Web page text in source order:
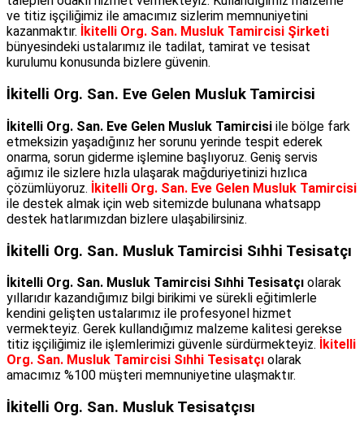
ve titiz işçiliğimiz ile amacımız sizlerim memnuniyetini
kazanmaktır.
İkitelli Org. San. Musluk Tamircisi Şirketi
bünyesindeki ustalarımız ile tadilat, tamirat ve tesisat
kurulumu konusunda bizlere güvenin.
İkitelli Org. San. Eve Gelen Musluk Tamircisi
İkitelli Org. San. Eve Gelen Musluk Tamircisi ile bölge fark
etmeksizin yaşadığınız her sorunu yerinde tespit ederek
onarma, sorun giderme işlemine başlıyoruz. Geniş servis
ağımız ile sizlere hızla ulaşarak mağduriyetinizi hızlıca
çözümlüyoruz. İkitelli Org. San. Eve Gelen Musluk Tamircisi
ile destek almak için web sitemizde bulunana whatsapp
destek hatlarımızdan bizlere ulaşabilirsiniz.
İkitelli Org. San. Musluk Tamircisi Sıhhi Tesisatçı
İkitelli Org. San. Musluk Tamircisi Sıhhi Tesisatçı olarak
yıllarıdır kazandığımız bilgi birikimi ve sürekli eğitimlerle
kendini gelişten ustalarımız ile profesyonel hizmet
vermekteyiz. Gerek kullandığımız malzeme kalitesi gerekse
titiz işçiliğimiz ile işlemlerimizi güvenle sürdürmekteyiz.
İkitelli
Org. San. Musluk Tamircisi Sıhhi Tesisatçı olarak
amacımız %100 müşteri memnuniyetine ulaşmaktır.
İkitelli Org. San. Musluk Tesisatçısı